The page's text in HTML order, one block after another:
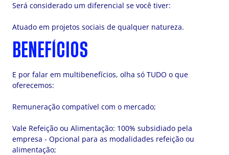
Será considerado um diferencial se você tiver:
Atuado em projetos sociais de qualquer natureza.
BENEFÍCIOS
E por falar em multibenefícios, olha só TUDO o que
oferecemos:
Remuneração compatível com o mercado;
Vale Refeição ou Alimentação: 100% subsidiado pela
empresa - Opcional para as modalidades refeição ou
alimentação;